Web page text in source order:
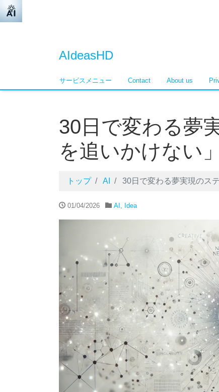
AIdeasHD
サービスメニュー Contact About us
30日で変わる夢
を追いかけない
トップ AI 30日で変わる夢実現のス
01/04/2026 AI Idea